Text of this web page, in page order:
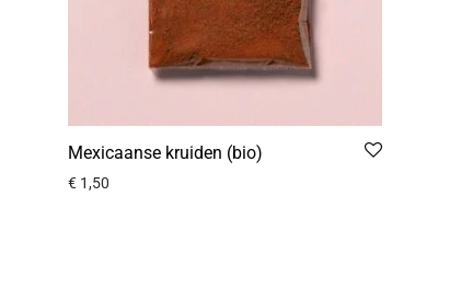
Mexicaanse kruiden (bio)
€ 1,50